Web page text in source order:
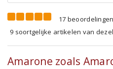
17 beoordelingen
9 soortgelijke artikelen van
Amarone zoals